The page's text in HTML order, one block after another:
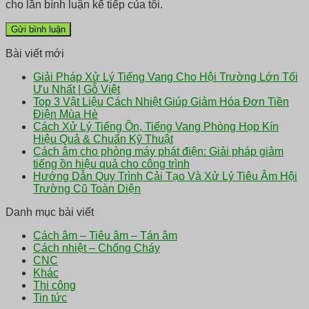
cho lần bình luận kế tiếp của tôi.
Bài viết mới
Giải Pháp Xử Lý Tiếng Vang Cho Hội Trường Lớn Tối
Ưu Nhất | Gỗ Việt
Top 3 Vật Liệu Cách Nhiệt Giúp Giảm Hóa Đơn Tiền
Điện Mùa Hè
Cách Xử Lý Tiếng Ồn, Tiếng Vang Phòng Họp Kín
Hiệu Quả & Chuẩn Kỹ Thuật
Cách âm cho phòng máy phát điện: Giải pháp giảm
tiếng ồn hiệu quả cho công trình
Hướng Dẫn Quy Trình Cải Tạo Và Xử Lý Tiêu Âm Hội
Trường Cũ Toàn Diện
Danh mục bài viết
Cách âm – Tiêu âm – Tán âm
Cách nhiệt – Chống Cháy
CNC
Khác
Thi công
Tin tức